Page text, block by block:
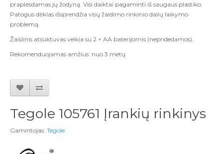
praplėsdamas jų žodyną. Visi daiktai pagaminti iš saugaus plastiko.
Patogus dėklas išsprendžia visų žaidimo rinkinio dalių laikymo
problemą.
Žaislinis atsuktuvas veikia su 2 × AA baterijomis (nepridedamos).
Rekomenduojamas amžius: nuo 3 metų
Tegole 105761 Įrankių rinkinys
Gamintojas: Tegole